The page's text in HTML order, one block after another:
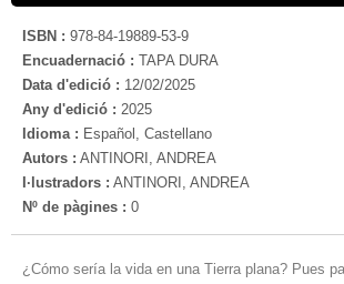
ISBN : 978-84-19889-53-9
Encuadernació : TAPA DURA
Data d'edició : 12/02/2025
Any d'edició : 2025
Idioma : Español, Castellano
Autors : ANTINORI, ANDREA
I·lustradors : ANTINORI, ANDREA
Nº de pàgines : 0
¿Cómo sería la vida en una Tierra plana? Pues